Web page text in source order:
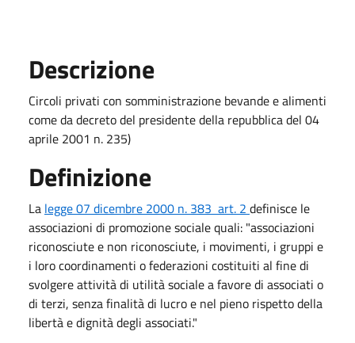
Descrizione
Circoli privati con somministrazione bevande e alimenti
come da decreto del presidente della repubblica del 04
aprile 2001 n. 235)​
Definizione
La legge 07 dicembre 2000 n. 383 art. 2​ ​ definisce le
associazioni di promozione sociale quali: "associazioni
riconosciute e non riconosciute, i movimenti, i gruppi e ​
i loro coordinamenti o federazioni costituiti al fine di
svolgere attività di utilità sociale a favore di associati o
di terzi, senza finalità di lucro e nel pieno rispetto della
libertà e dignità degli associati."